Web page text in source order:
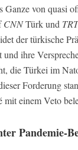
Ganze von quasi
CNNTürk und
der türkische
ihre
die Türkei im
Forderung
mit einem Veto
Pandemie-